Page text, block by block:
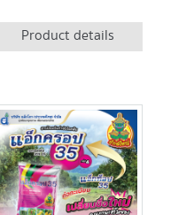
Product details